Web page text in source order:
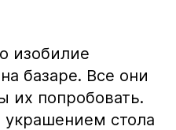
изобилие
базаре. Все они
их попробовать.
стола